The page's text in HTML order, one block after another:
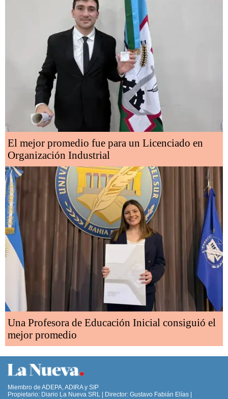
El mejor promedio fue para un Licenciado en
Organización Industrial
Una Profesora de Educación Inicial consiguió el
mejor promedio
Miembro de ADEPA, ADIRA y SIP
Propietario: Diario La Nueva SRL | Director: Gustavo Fabián Elías |